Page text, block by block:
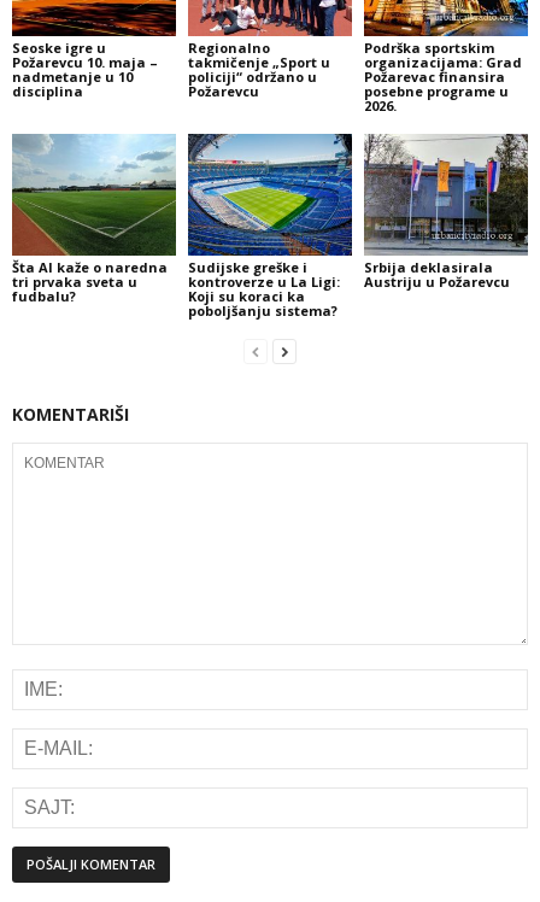
Seoske igre u
Požarevcu 10. maja –
nadmetanje u 10
disciplina
Regionalno
takmičenje „Sport u
policiji“ održano u
Požarevcu
Podrška sportskim
organizacijama: Grad
Požarevac finansira
posebne programe u
2026.
Šta AI kaže o naredna
tri prvaka sveta u
fudbalu?
Sudijske greške i
kontroverze u La Ligi:
Koji su koraci ka
poboljšanju sistema?
Srbija deklasirala
Austriju u Požarevcu
KOMENTARIŠI